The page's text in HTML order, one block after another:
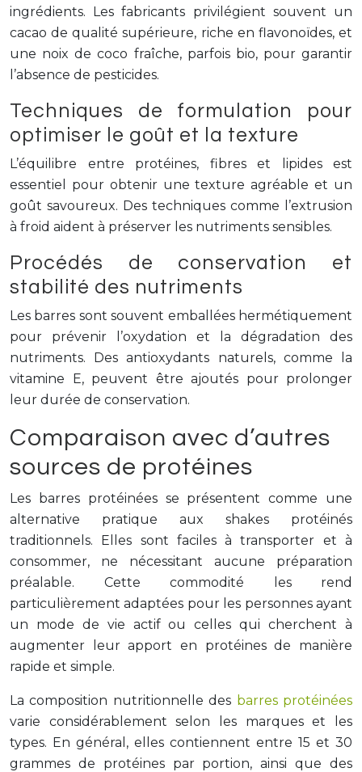
ingrédients. Les fabricants privilégient souvent un
cacao de qualité supérieure, riche en flavonoïdes, et
une noix de coco fraîche, parfois bio, pour garantir
l’absence de pesticides.
Techniques de formulation pour
optimiser le goût et la texture
L’équilibre entre protéines, fibres et lipides est
essentiel pour obtenir une texture agréable et un
goût savoureux. Des techniques comme l’extrusion
à froid aident à préserver les nutriments sensibles.
Procédés de conservation et
stabilité des nutriments
Les barres sont souvent emballées hermétiquement
pour prévenir l’oxydation et la dégradation des
nutriments. Des antioxydants naturels, comme la
vitamine E, peuvent être ajoutés pour prolonger
leur durée de conservation.
Comparaison avec d’autres
sources de protéines
Les barres protéinées se présentent comme une
alternative pratique aux shakes protéinés
traditionnels. Elles sont faciles à transporter et à
consommer, ne nécessitant aucune préparation
préalable. Cette commodité les rend
particulièrement adaptées pour les personnes ayant
un mode de vie actif ou celles qui cherchent à
augmenter leur apport en protéines de manière
rapide et simple.
La composition nutritionnelle des barres protéinées
varie considérablement selon les marques et les
types. En général, elles contiennent entre 15 et 30
grammes de protéines par portion, ainsi que des